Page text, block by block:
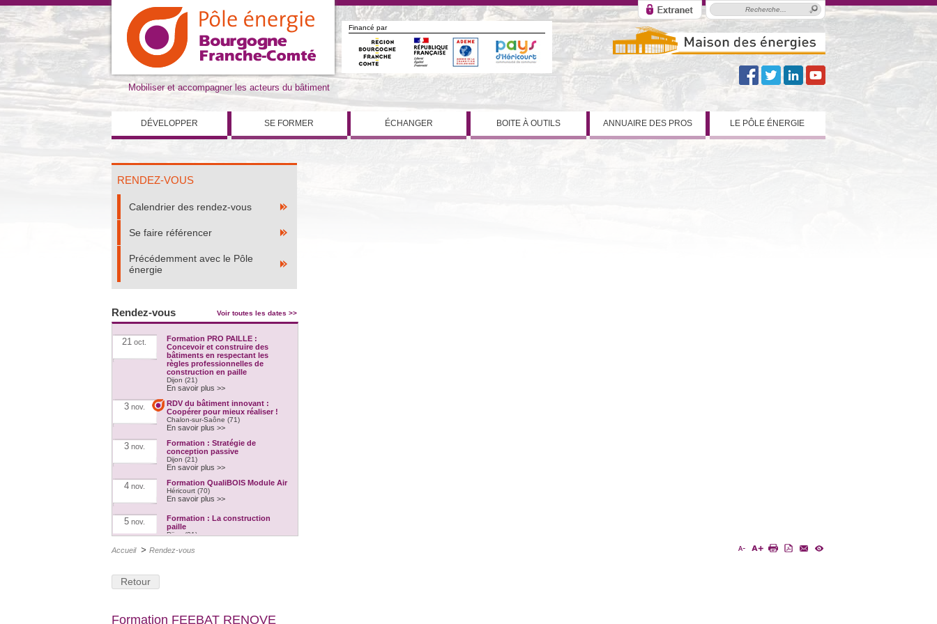
Mobiliser et accompagner les acteurs du bâtiment
Financé par
DÉVELOPPER SE FORMER ÉCHANGER BOITE À OUTILS ANNUAIRE DES PROS LE PÔLE ÉNERGIE
RENDEZ-VOUS
Calendrier des rendez-vous
Se faire référencer
Précédemment avec le Pôle
énergie
Rendez-vous Voir toutes les dates >>
21 oct.
Formation PRO PAILLE :
Concevoir et construire des
bâtiments en respectant les
règles professionnelles de
construction en paille
Dijon (21)
En savoir plus >>
3 nov.
RDV du bâtiment innovant :
Coopérer pour mieux réaliser !
Chalon-sur-Saône (71)
En savoir plus >>
3 nov.
Formation : Stratégie de
conception passive
Dijon (21)
En savoir plus >>
4 nov. Formation QualiBOIS Module Air
Héricourt (70)
En savoir plus >>
5 nov.
Formation : La construction
paille
Dijon (21)
12 nov.
L'Atelier Pratique des Savoirs -
Accueil > Rendez-vous
Retour
Formation FEEBAT RENOVE